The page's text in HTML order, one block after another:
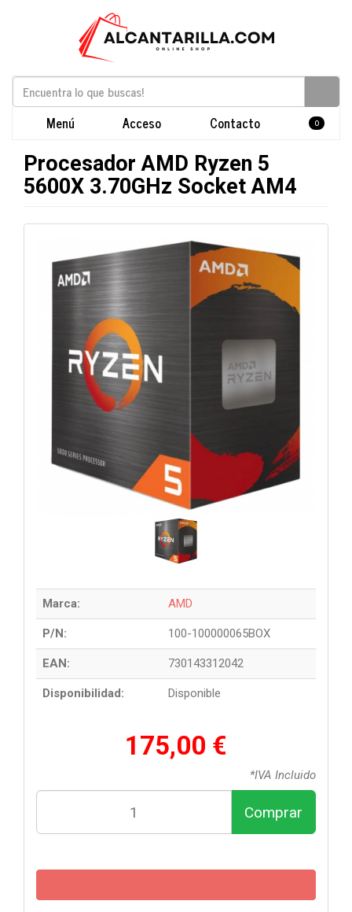
Menú Acceso Contacto 0
Procesador AMD Ryzen 5
5600X 3.70GHz Socket AM4
Marca: AMD
P/N: 100-100000065BOX
EAN: 730143312042
Disponibilidad: Disponible
175,00 €
*IVA Incluido
Comprar